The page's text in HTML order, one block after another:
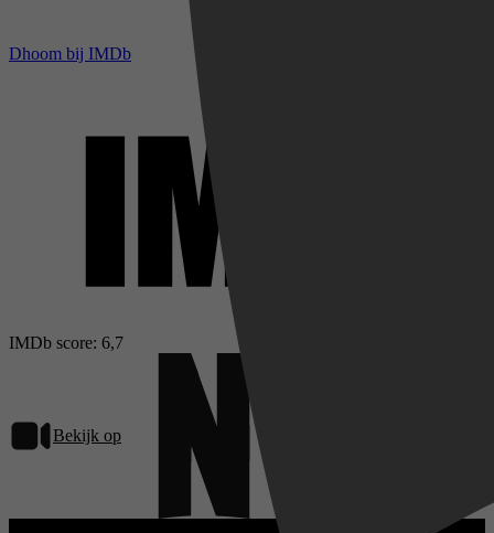
Dhoom bij IMDb
IMDb score: 6,7
Bekijk op